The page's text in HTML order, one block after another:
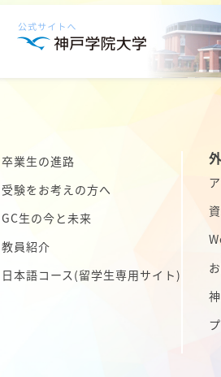
卒業生の進路
受験をお考えの方へ
GC生の今と未来
教員紹介
日本語コース (留学生専用サイト)